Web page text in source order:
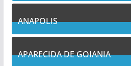
7Posts
ANAPOLIS
10Posts
APARECIDA DE GOIANIA